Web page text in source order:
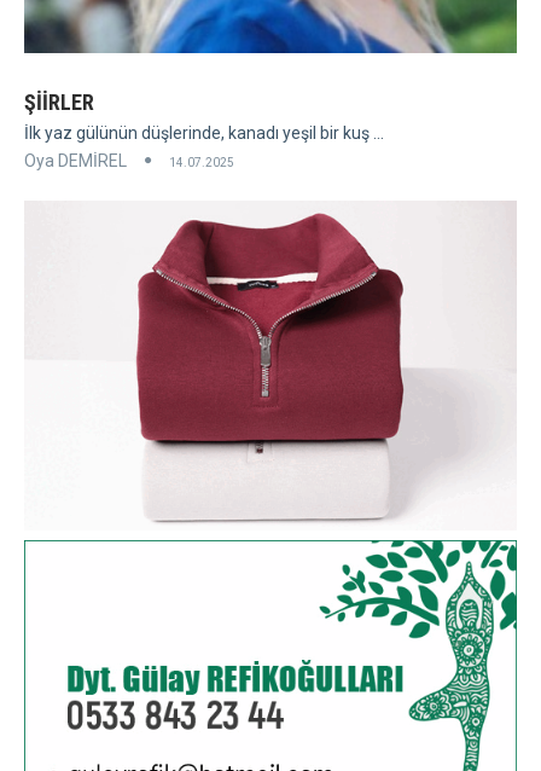
ŞİİRLER
İlk yaz gülünün düşlerinde, kanadı yeşil bir kuş ...
Oya DEMİREL
14.07.2025